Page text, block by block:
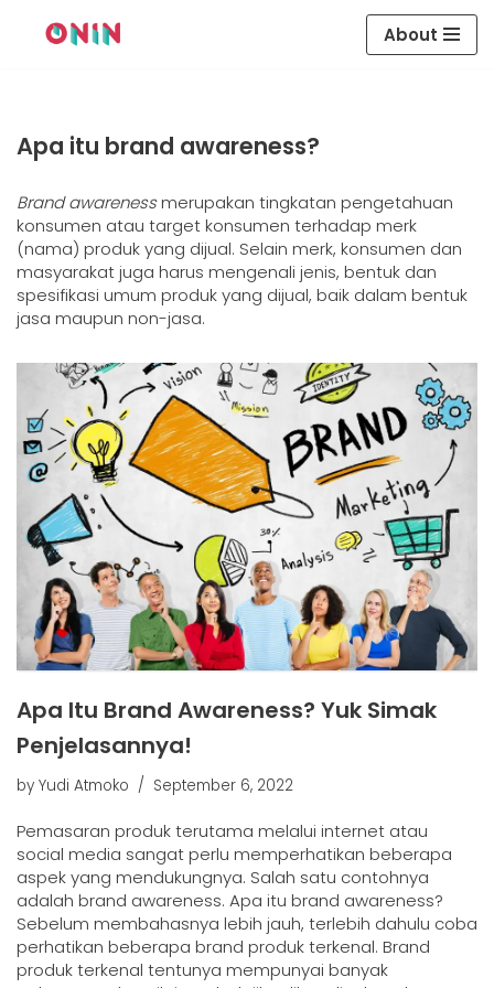
About
Apa itu brand awareness?
Brand awarenessmerupakan tingkatan pengetahuan
konsumen atau target konsumen terhadap merk
(nama) produk yang dijual. Selain merk, konsumen dan
masyarakat juga harus mengenali jenis, bentuk dan
spesifikasi umum produk yang dijual, baik dalam bentuk
jasa maupun non-jasa.
Apa Itu Brand Awareness? Yuk Simak
Penjelasannya!
by Yudi Atmoko September 6, 2022
Pemasaran produk terutama melalui internet atau
social media sangat perlu memperhatikan beberapa
aspek yang mendukungnya. Salah satu contohnya
adalah brand awareness. Apa itu brand awareness?
Sebelum membahasnya lebih jauh, terlebih dahulu coba
perhatikan beberapa brand produk terkenal. Brand
produk terkenal tentunya mempunyai banyak